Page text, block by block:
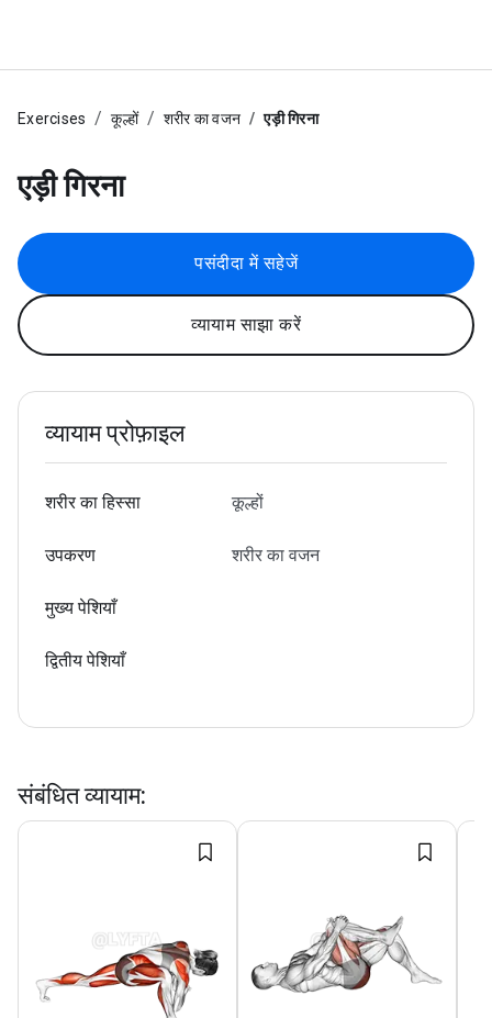
Exercises कूल्हों शरीर का वजन एड़ी गिरना
एड़ी गिरना
पसंदीदा में सहेजें
व्यायाम साझा करें
व्यायाम प्रोफ़ाइल
शरीर का हिस्सा कूल्हों
उपकरण शरीर का वजन
मुख्य पेशियाँ
द्वितीय पेशियाँ
संबंधित व्यायाम: